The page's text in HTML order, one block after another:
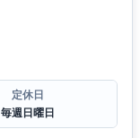
定休日
毎週日曜日